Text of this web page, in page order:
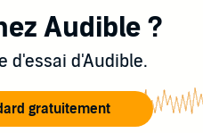
Audible ?
d'essai d'Audible.
gratuitement